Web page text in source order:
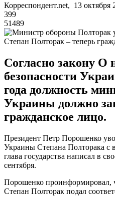
Корреспондент.net, 13 октября
399
51489
Степан Полторак – теперь
Согласно закону О
безопасности
года должность
Украины должно
гражданское лицо.
Президент Петр Порошенко
Украины Степана Полторака с
глава государства написал в
сентября.
Порошенко проинформировал,
Степан Полторак подал